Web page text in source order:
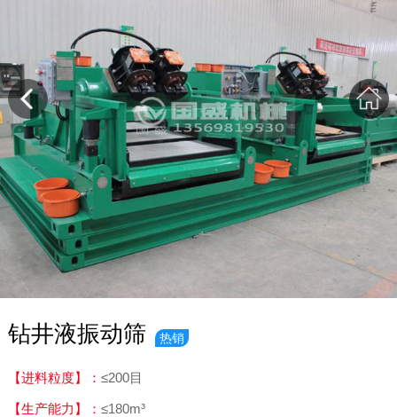
钻井液振动筛 热销
【进料粒度】： ≤200目
【生产能力】： ≤180m³